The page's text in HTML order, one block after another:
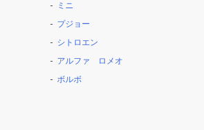
ミニ
プジョー
シトロエン
アルファ ロメオ
ボルボ